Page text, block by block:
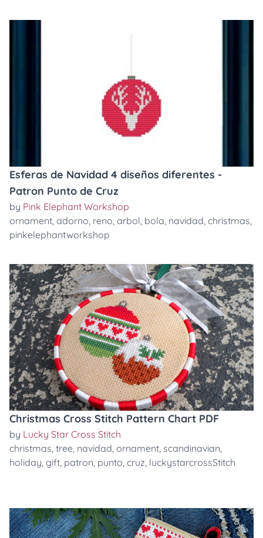
Esferas de Navidad 4 diseños diferentes -
Patron Punto de Cruz
by Pink Elephant Workshop
ornament, adorno, reno, arbol, bola, navidad, christmas,
pinkelephantworkshop
Christmas Cross Stitch Pattern Chart PDF
by Lucky Star Cross Stitch
christmas, tree, navidad, ornament, scandinavian,
holiday, gift, patron, punto, cruz, luckystarcrossStitch